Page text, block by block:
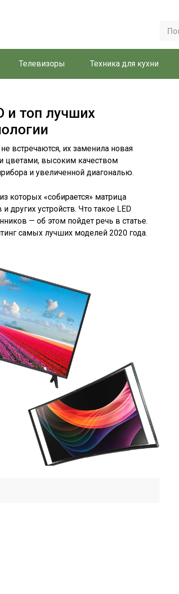
Телевизоры Техника для кухни
и топ лучших
встречаются, их заменила новая
цветами, высоким качеством
и увеличенной диагональю.
которых «собирается» матрица
других устройств. Что такое LED
— об этом пойдет речь в статье.
самых лучших моделей 2020 года.